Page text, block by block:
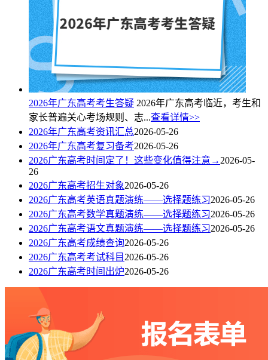
2026年广东高考考生答疑 2026年广东高考临近，考生和
家长普遍关心考场规则、志...查看详情>>
2026年广东高考资讯汇总2026-05-26
2026年广东高考复习备考2026-05-26
2026广东高考时间定了！这些变化值得注意→ 2026-05-
26
2026广东高考招生对象2026-05-26
2026广东高考英语真题演练——选择题练习2026-05-26
2026广东高考数学真题演练——选择题练习2026-05-26
2026广东高考语文真题演练——选择题练习2026-05-26
2026广东高考成绩查询2026-05-26
2026广东高考考试科目 2026-05-26
2026广东高考时间出炉2026-05-26